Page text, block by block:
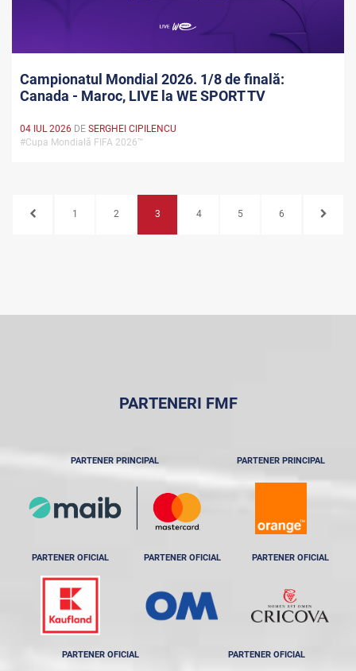
Campionatul Mondial 2026. 1/8 de finală:
Canada - Maroc, LIVE la WE SPORT TV
04 IUL 2026 DE SERGHEI CIPILENCU
#Cupa Mondială FIFA 2026™
1 2 3 4 5 6
PARTENERI FMF
PARTENER PRINCIPAL PARTENER PRINCIPAL
PARTENER OFICIAL PARTENER OFICIAL PARTENER OFICIAL
PARTENER OFICIAL PARTENER OFICIAL